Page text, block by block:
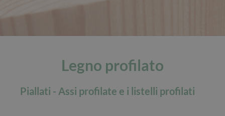
Legno profilato
Piallati - Assi profilate e i listelli profilati